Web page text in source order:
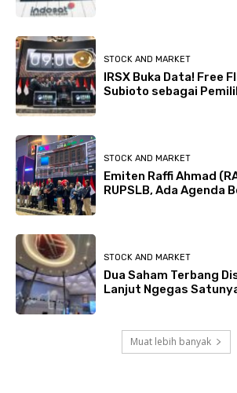
STOCK AND MARKET
IRSX Buka Data! Free
Subioto sebagai
STOCK AND MARKET
Emiten Raffi Ahmad
RUPSLB, Ada Agenda
STOCK AND MARKET
Dua Saham Terbang
Lanjut Ngegas
Muat lebih banyak